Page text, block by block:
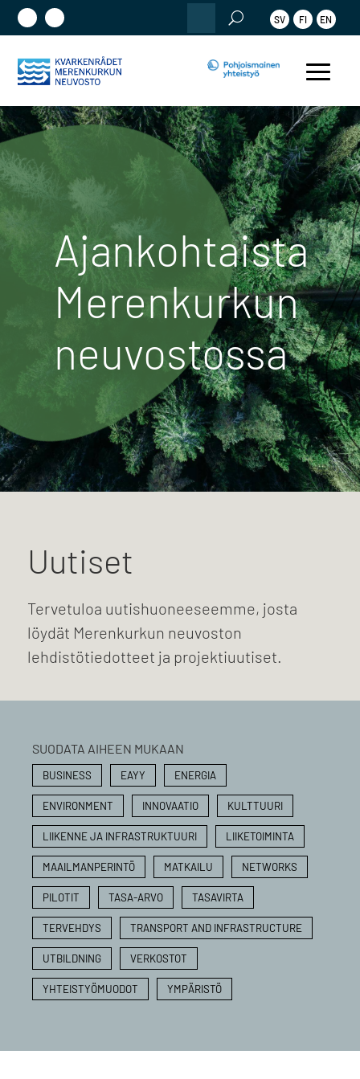
SV FI EN
Ajankohtaista
Merenkurkun
neuvostossa
Uutiset
Tervetuloa uutishuoneeseemme, josta
löydät Merenkurkun neuvoston
lehdistötiedotteet ja projektiuutiset.
SUODATA AIHEEN MUKAAN
BUSINESS EAYY ENERGIA
ENVIRONMENT INNOVAATIO KULTTUURI
LIIKENNE JA INFRASTRUKTUURI LIIKETOIMINTA
MAAILMANPERINTÖ MATKAILU NETWORKS
PILOTIT TASA-ARVO TASAVIRTA
TERVEHDYS TRANSPORT AND INFRASTRUCTURE
UTBILDNING VERKOSTOT
YHTEISTYÖMUODOT YMPÄRISTÖ